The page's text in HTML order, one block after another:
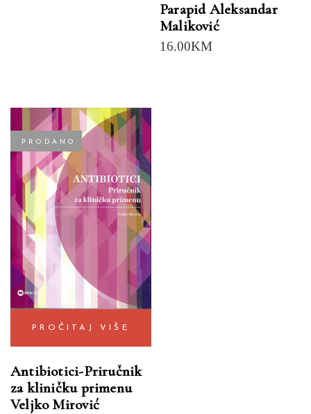
Parapid Aleksandar
Maliković
16.00KM
PRODANO
PROČITAJ VIŠE
Antibiotici-Priručnik
za kliničku primenu
Veljko Mirović